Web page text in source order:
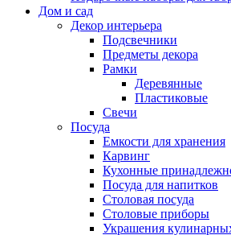
Дом и сад
Декор интерьера
Подсвечники
Предметы декора
Рамки
Деревянные
Пластиковые
Свечи
Посуда
Емкости для хранения
Карвинг
Кухонные
Посуда для напитков
Столовая посуда
Столовые приборы
Украшения